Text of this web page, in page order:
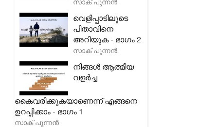
സാക് പുന്നൻ
വെളിപ്പാടിലൂടെ
പിതാവിനെ
അറിയുക - ഭാഗം 2
സാക് പുന്നൻ
നിങ്ങൾ ആത്മീയ
വളർച്ച
കൈവരിക്കുകയാണെന്ന് എങ്ങനെ
ഉറപ്പിക്കാം - ഭാഗം 1
സാക് പുന്നൻ